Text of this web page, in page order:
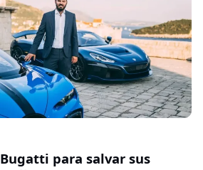
para salvar sus